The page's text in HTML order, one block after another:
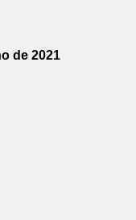
de 2021